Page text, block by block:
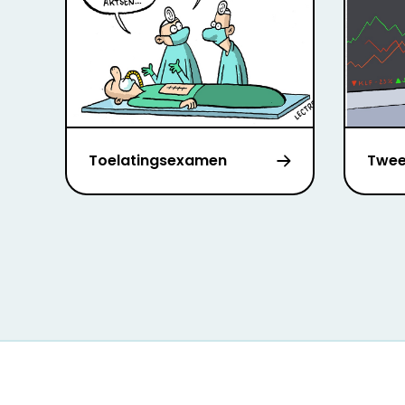
Toelatingsexamen